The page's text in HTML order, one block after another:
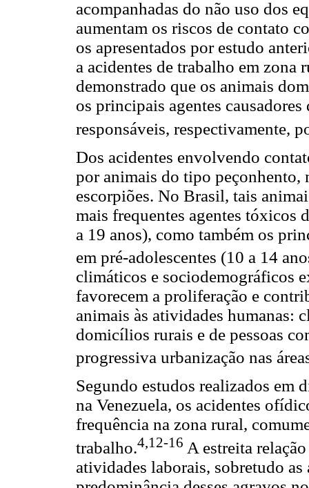
acompanhadas do não uso dos
aumentam os riscos de contato
os apresentados por estudo
a acidentes de trabalho em zona
demonstrado que os animais
os principais agentes
responsáveis, respectivamente,
Dos acidentes envolvendo
por animais do tipo peçonhento,
escorpiões. No Brasil, tais
mais frequentes agentes tóxicos
a 19 anos), como também os
em pré-adolescentes (10 a 14
climáticos e sociodemográficos
favorecem a proliferação e
animais às atividades humanas:
domicílios rurais e de pessoas
progressiva urbanização nas
Segundo estudos realizados em
na Venezuela, os acidentes
frequência na zona rural,
trabalho.4,12-16 A estreita
atividades laborais, sobretudo